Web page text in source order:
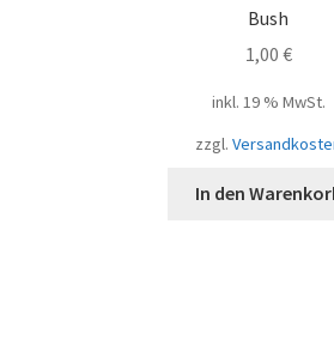
Bush
1,00 €
inkl. 19 % MwSt.
zzgl.
In den